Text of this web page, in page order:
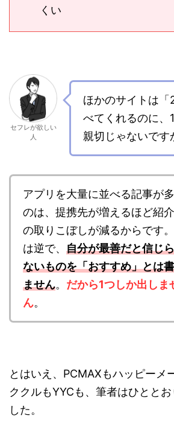
くい
セフレが欲しい
人
ほかのサイトは「
べてくれるのに、
親切じゃないです
アプリを大量に並べる記事が
のは、提携先が増えるほど紹
の取りこぼしが減るからです
は逆で、 自分が最善だと信じ
ないものを「おすすめ」とは
ません。 だから1つしか出しま
ん。
とはいえ、PCMAXもハッピーメ
ククルもYYCも、筆者はひとと
した。